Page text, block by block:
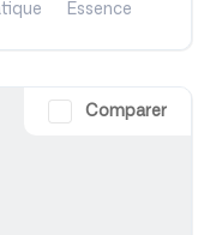
Essence
Comparer